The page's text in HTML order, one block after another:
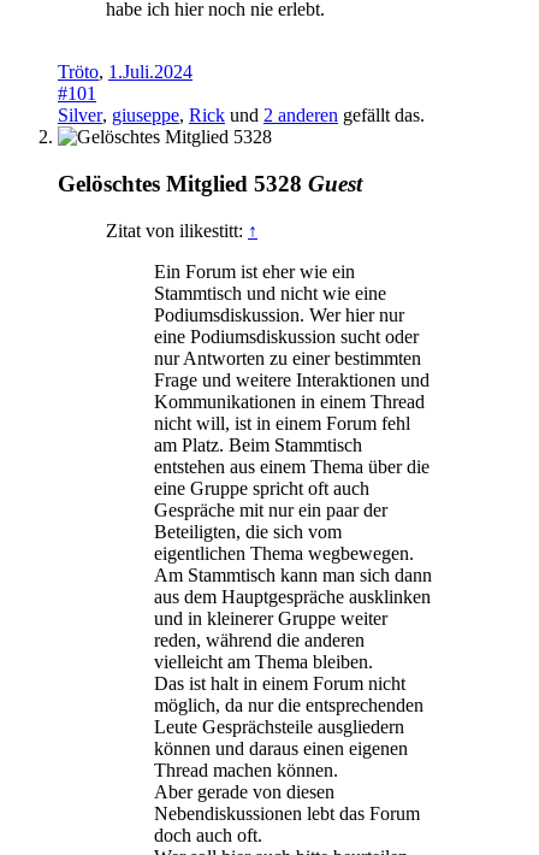
habe ich hier noch nie erlebt.
Tröto, 1.Juli.2024
#101
Silver, giuseppe, Rick und 2 anderen gefällt das.
Gelöschtes Mitglied 5328 Guest
Zitat von ilikestitt: ↑
Ein Forum ist eher wie ein
Stammtisch und nicht wie eine
Podiumsdiskussion. Wer hier nur
eine Podiumsdiskussion sucht oder
nur Antworten zu einer bestimmten
Frage und weitere Interaktionen und
Kommunikationen in einem Thread
nicht will, ist in einem Forum fehl
am Platz. Beim Stammtisch
entstehen aus einem Thema über die
eine Gruppe spricht oft auch
Gespräche mit nur ein paar der
Beteiligten, die sich vom
eigentlichen Thema wegbewegen.
Am Stammtisch kann man sich dann
aus dem Hauptgespräche ausklinken
und in kleinerer Gruppe weiter
reden, während die anderen
vielleicht am Thema bleiben.
Das ist halt in einem Forum nicht
möglich, da nur die entsprechenden
Leute Gesprächsteile ausgliedern
können und daraus einen eigenen
Thread machen können.
Aber gerade von diesen
Nebendiskussionen lebt das Forum
doch auch oft.